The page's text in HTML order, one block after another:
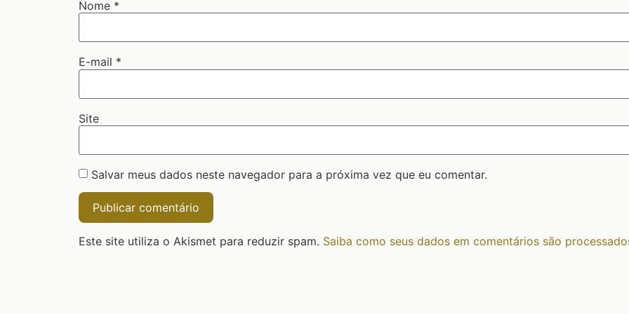
Nome *
E-mail *
Site
Salvar meus dados neste navegador para a próxima vez que eu comentar.
Este site utiliza o Akismet para reduzir spam. Saiba como seus dados em comentários são